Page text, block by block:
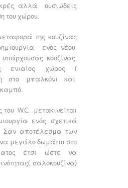
αλλά ουσιώδεις
του χώρου.
της κουζίνας
ενός νέου
κουζίνας.
ενιαίος χώρος (
στο μπαλκόνι και
W.C. μετακινείται
ενός σχετικά
Σαν αποτέλεσμα των
μεγάλο δωμάτιο στο
­­έτσι ώστε να
σαλοκουζίνα)